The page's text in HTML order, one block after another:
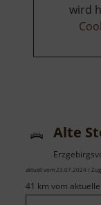
wird
Alte
aktuell vom 23.07.2024 /
41 km vom